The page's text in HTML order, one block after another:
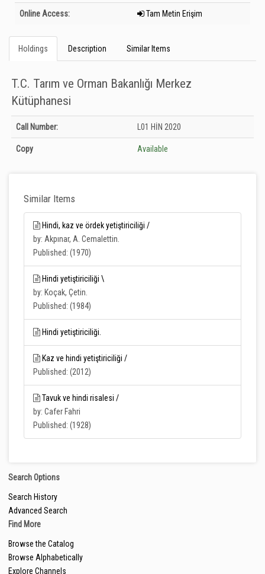
Online Access: Tam Metin Erişim
Holdings Description Similar Items
T.C. Tarım ve Orman Bakanlığı Merkez
Kütüphanesi
Holdings details from T.C. Tarım ve Orman Bakanlığı Merkez Kütüphanesi:
Unknown
Call Number: L01 HİN 2020
Copy Available
Similar Items
Hindi, kaz ve ördek yetiştiriciliği /
by: Akpınar, A. Cemalettin.
Published: (1970)
Hindi yetiştiriciliği \
by: Koçak, Çetin.
Published: (1984)
Hindi yetiştiriciliği.
Kaz ve hindi yetiştiriciliği /
Published: (2012)
Tavuk ve hindi risalesi /
by: Cafer Fahri
Published: (1928)
Search Options
Search History
Advanced Search
Find More
Browse the Catalog
Browse Alphabetically
Explore Channels